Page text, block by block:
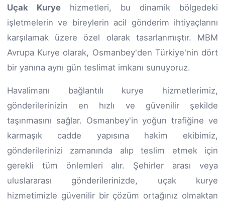
Uçak Kurye hizmetleri, bu dinamik bölgedeki
işletmelerin ve bireylerin acil gönderim ihtiyaçlarını
karşılamak üzere özel olarak tasarlanmıştır. MBM
Avrupa Kurye olarak, Osmanbey'den Türkiye'nin dört
bir yanına aynı gün teslimat imkanı sunuyoruz.
Havalimanı bağlantılı kurye hizmetlerimiz,
gönderilerinizin en hızlı ve güvenilir şekilde
taşınmasını sağlar. Osmanbey'in yoğun trafiğine ve
karmaşık cadde yapısına hakim ekibimiz,
gönderilerinizi zamanında alıp teslim etmek için
gerekli tüm önlemleri alır. Şehirler arası veya
uluslararası gönderilerinizde, uçak kurye
hizmetimizle güvenilir bir çözüm ortağınız olmaktan